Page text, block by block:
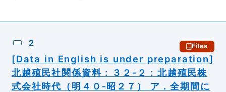
2 Files
[Data in English is under preparation]
北越殖民社関係資料 : ３２‐２ : 北越殖民株
式会社時代（明４０‐昭２７） ア．全期間に